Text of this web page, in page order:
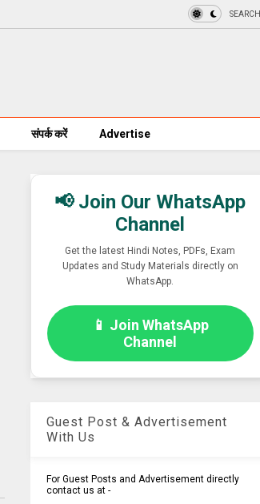
SEARCH
संपर्क करें Advertise
📢 Join Our WhatsApp
Channel
Get the latest Hindi Notes, PDFs, Exam
Updates and Study Materials directly on
WhatsApp.
📱 Join WhatsApp
Channel
Guest Post & Advertisement
With Us
For Guest Posts and Advertisement directly
contact us at -